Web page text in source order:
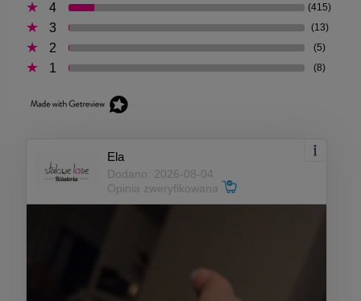
4 (415)
3 (13)
2 (5)
1 (8)
Ela
Dodano: 2026-08-04
Opinia zweryfikowana